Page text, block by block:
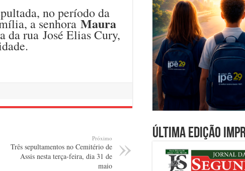
no período da
a senhora Maura
da rua José Elias Cury,
Próximo
Três sepultamentos no Cemitério de
Assis nesta terça-feira, dia 31 de
maio
Última edição